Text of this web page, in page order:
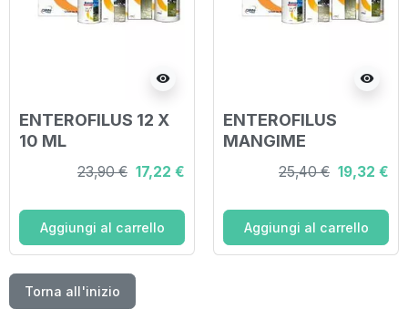
visibility
ENTEROFILUS 12 X
10 ML
23,90 € 17,22 €
Aggiungi al carrello
visibility
ENTEROFILUS
MANGIME
SEMPLICE 250 ML
25,40 € 19,32 €
Aggiungi al carrello
Torna all'inizio